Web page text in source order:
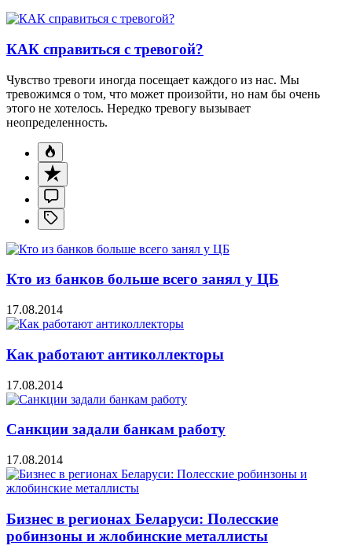
КАК справиться с тревогой?
Чувство тревоги иногда посещает каждого из нас. Мы
тревожимся о том, что может произойти, но нам бы очень
этого не хотелось. Нередко тревогу вызывает
неопределенность.
Кто из банков больше всего занял у ЦБ
17.08.2014
Как работают антиколлекторы
17.08.2014
Санкции задали банкам работу
17.08.2014
Бизнес в регионах Беларуси: Полесские
робинзоны и жлобинские металлисты